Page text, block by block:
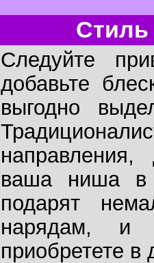
Стиль
Следуйте
добавьте
выгодно
ваша ниша в
подарят
нарядам,
приобретете в